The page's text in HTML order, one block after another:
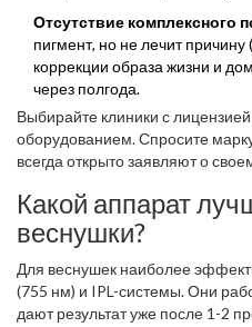
Отсутствие комплексного
пигмент, но не лечит
коррекции образа жизни и
через полгода.
Выбирайте клиники с
оборудованием. Спросите
всегда открыто заявляют о
Какой аппарат
веснушки?
Для веснушек наиболее
(755 нм) и IPL-системы. Они
дают результат уже после 1-2